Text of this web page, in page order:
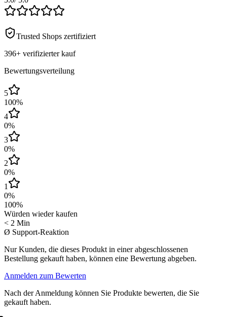
Trusted Shops zertifiziert
396+ verifizierter kauf
Bewertungsverteilung
5
100%
4
0%
3
0%
2
0%
1
0%
100%
Würden wieder kaufen
< 2 Min
Ø Support-Reaktion
Nur Kunden, die dieses Produkt in einer abgeschlossenen
Bestellung gekauft haben, können eine Bewertung abgeben.
Anmelden zum Bewerten
Nach der Anmeldung können Sie Produkte bewerten, die Sie
gekauft haben.